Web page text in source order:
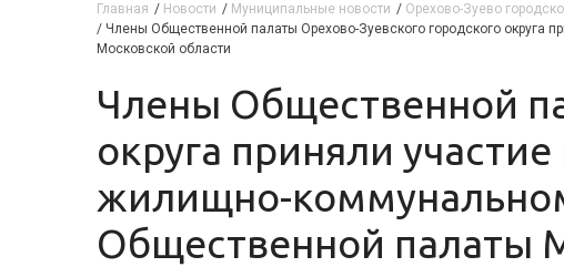
Главная / Новости / Муниципальные новости / Орехово-Зуево
/ Члены Общественной палаты Орехово-Зуевского городского округа
Московской области
Члены Общественной палаты Орехово-Зуевского городского
округа приняли
жилищно-
Общественной палаты